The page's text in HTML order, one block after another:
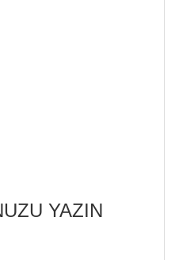
beyaz renklerde istiyorsanız bizi
yine bize telefon
YAZIN